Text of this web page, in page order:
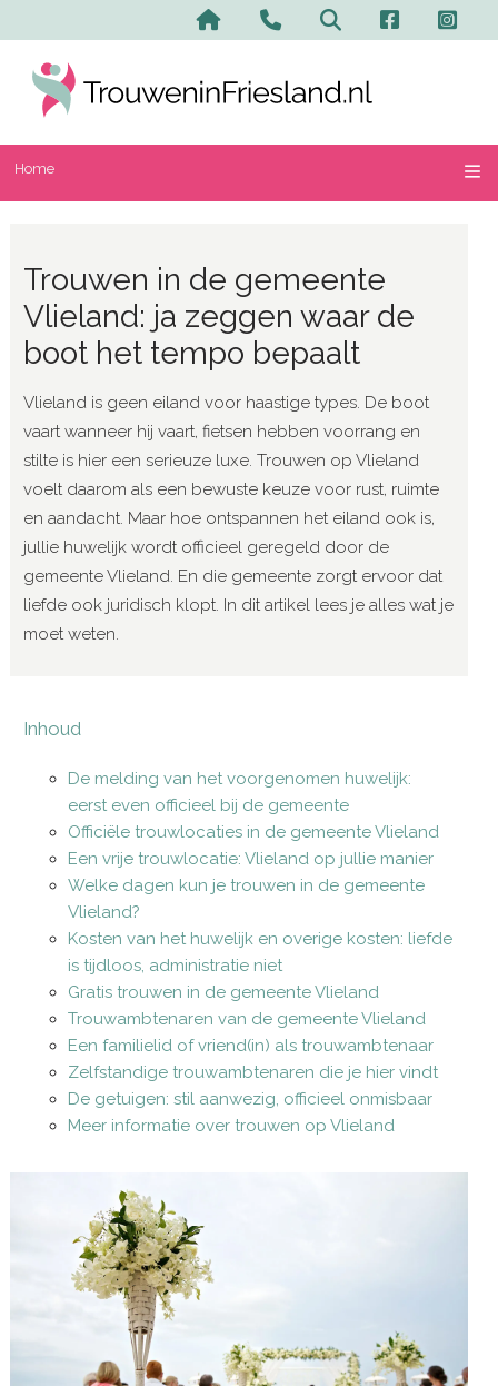
Home Contact en
Zoeken
Home
Trouwen in de gemeente
Vlieland: ja zeggen waar de
boot het tempo bepaalt
Vlieland is geen eiland voor haastige types. De boot
vaart wanneer hij vaart, fietsen hebben voorrang en
stilte is hier een serieuze luxe. Trouwen op Vlieland
voelt daarom als een bewuste keuze voor rust, ruimte
en aandacht. Maar hoe ontspannen het eiland ook is,
jullie huwelijk wordt officieel geregeld door de
gemeente Vlieland. En die gemeente zorgt ervoor dat
liefde ook juridisch klopt. In dit artikel lees je alles wat je
moet weten.
Inhoud
De melding van het voorgenomen huwelijk:
eerst even officieel bij de gemeente
Officiële trouwlocaties in de gemeente Vlieland
Een vrije trouwlocatie: Vlieland op jullie manier
Welke dagen kun je trouwen in de gemeente
Vlieland?
Kosten van het huwelijk en overige kosten: liefde
is tijdloos, administratie niet
Gratis trouwen in de gemeente Vlieland
Trouwambtenaren van de gemeente Vlieland
Een familielid of vriend(in) als trouwambtenaar
Zelfstandige trouwambtenaren die je hier vindt
De getuigen: stil aanwezig, officieel onmisbaar
Meer informatie over trouwen op Vlieland